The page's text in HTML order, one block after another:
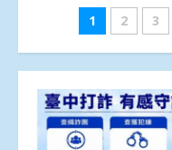
文
章
分
頁
1 2 3